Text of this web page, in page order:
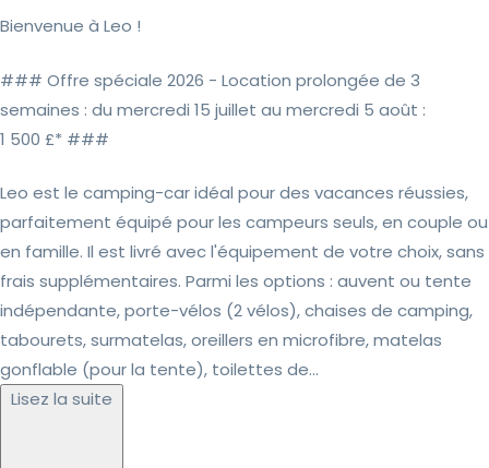
Bienvenue à Leo !
### Offre spéciale 2026 - Location prolongée de 3
semaines : du mercredi 15 juillet au mercredi 5 août :
1 500 £* ###
Leo est le camping-car idéal pour des vacances réussies,
parfaitement équipé pour les campeurs seuls, en couple ou
en famille. Il est livré avec l'équipement de votre choix, sans
frais supplémentaires. Parmi les options : auvent ou tente
indépendante, porte-vélos (2 vélos), chaises de camping,
tabourets, surmatelas, oreillers en microfibre, matelas
gonflable (pour la tente), toilettes de...
Lisez la suite